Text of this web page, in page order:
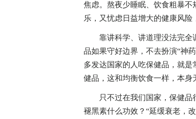
焦虑。熬夜少睡眠、饮食粗暴
乐，又忧虑日益增大的健康风险
靠讲科学、讲道理没法完全
品如果守好边界，不去扮演“神
多发达国家的人吃保健品，就
健品，这和均衡饮食一样，本身
只不过在我们国家，保健品很
褪黑素什么功效？“延缓衰老，